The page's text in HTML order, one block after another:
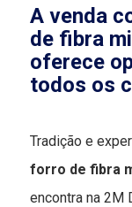
Avenda
de fibra
oferece
todos os
Tradição e
forro de fibra
encontra na 2M